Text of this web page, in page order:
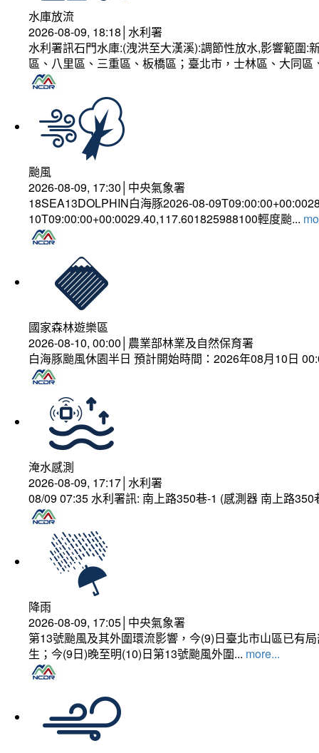
水庫放流
2026-08-09, 18:18│水利署
水利署訊石門水庫:(洩洪至大漢溪):調節性放水,影響範圍
區、八里區、三重區、板橋區；臺北市，士林區、大同
颱風
2026-08-09, 17:30│中央氣象署
18SEA13DOLPHIN白海豚2026-08-
10T09:00:00+00:0029.40,117.601825988100輕度颱...
國家森林遊樂區
2026-08-10, 00:00│農業部林業及自然保育署
白海豚颱風休園半日 預計開始時間：2026年08月10日
淹水感測
2026-08-09, 17:17│水利署
08/09 07:35 水利署訊: 南上路350巷-1 (感測器 南上路
降雨
2026-08-09, 17:05│中央氣象署
第13號颱風及其外圍環流影響，今(9)日臺北市山區已有
生；今(9日)晚至明(10)日第13號颱風外圍... more...